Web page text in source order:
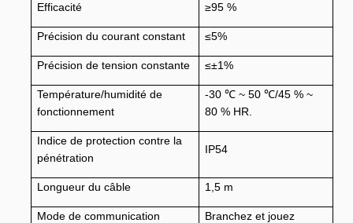
Efficacité ≥95 %
Précision du courant constant ≤5%
Précision de tension constante ≤±1%
Température/humidité de
fonctionnement
-30 ℃ ~ 50 ℃/45 % ~
80 % HR.
Indice de protection contre la
pénétration
IP54
Longueur du câble 1,5 m
Mode de communication Branchez et jouez